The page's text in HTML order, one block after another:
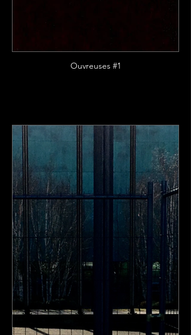
Ouvreuses #1